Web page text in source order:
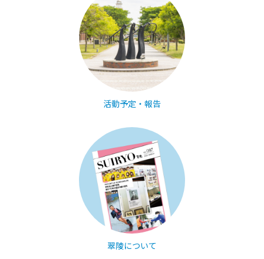
活動予定・報告
翠陵について